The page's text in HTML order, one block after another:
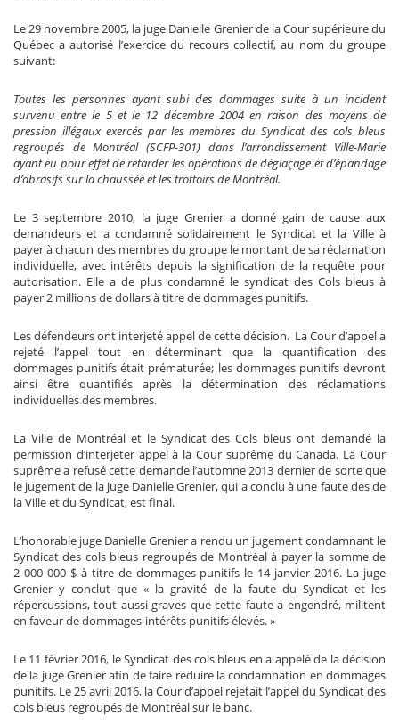
Le 29 novembre 2005, la juge Danielle Grenier de la Cour supérieure du
Québec a autorisé l’exercice du recours collectif, au nom du groupe
suivant:
Toutes les personnes ayant subi des dommages suite à un incident
survenu entre le 5 et le 12 décembre 2004 en raison des moyens de
pression illégaux exercés par les membres du Syndicat des cols bleus
regroupés de Montréal (SCFP-301) dans l’arrondissement Ville-Marie
ayant eu pour effet de retarder les opérations de déglaçage et d’épandage
d’abrasifs sur la chaussée et les trottoirs de Montréal.
Le 3 septembre 2010, la juge Grenier a donné gain de cause aux
demandeurs et a condamné solidairement le Syndicat et la Ville à
payer à chacun des membres du groupe le montant de sa réclamation
individuelle, avec intérêts depuis la signification de la requête pour
autorisation. Elle a de plus condamné le syndicat des Cols bleus à
payer 2 millions de dollars à titre de dommages punitifs.
Les défendeurs ont interjeté appel de cette décision. La Cour d’appel a
rejeté l’appel tout en déterminant que la quantification des
dommages punitifs était prématurée; les dommages punitifs devront
ainsi être quantifiés après la détermination des réclamations
individuelles des membres.
La Ville de Montréal et le Syndicat des Cols bleus ont demandé la
permission d’interjeter appel à la Cour suprême du Canada. La Cour
suprême a refusé cette demande l’automne 2013 dernier de sorte que
le jugement de la juge Danielle Grenier, qui a conclu à une faute des de
la Ville et du Syndicat, est final.
L’honorable juge Danielle Grenier a rendu un jugement condamnant le
Syndicat des cols bleus regroupés de Montréal à payer la somme de
2 000 000 $ à titre de dommages punitifs le 14 janvier 2016. La juge
Grenier y conclut que « la gravité de la faute du Syndicat et les
répercussions, tout aussi graves que cette faute a engendré, militent
en faveur de dommages-intérêts punitifs élevés. »
Le 11 février 2016, le Syndicat des cols bleus en a appelé de la décision
de la juge Grenier afin de faire réduire la condamnation en dommages
punitifs. Le 25 avril 2016, la Cour d’appel rejetait l’appel du Syndicat des
cols bleus regroupés de Montréal sur le banc.